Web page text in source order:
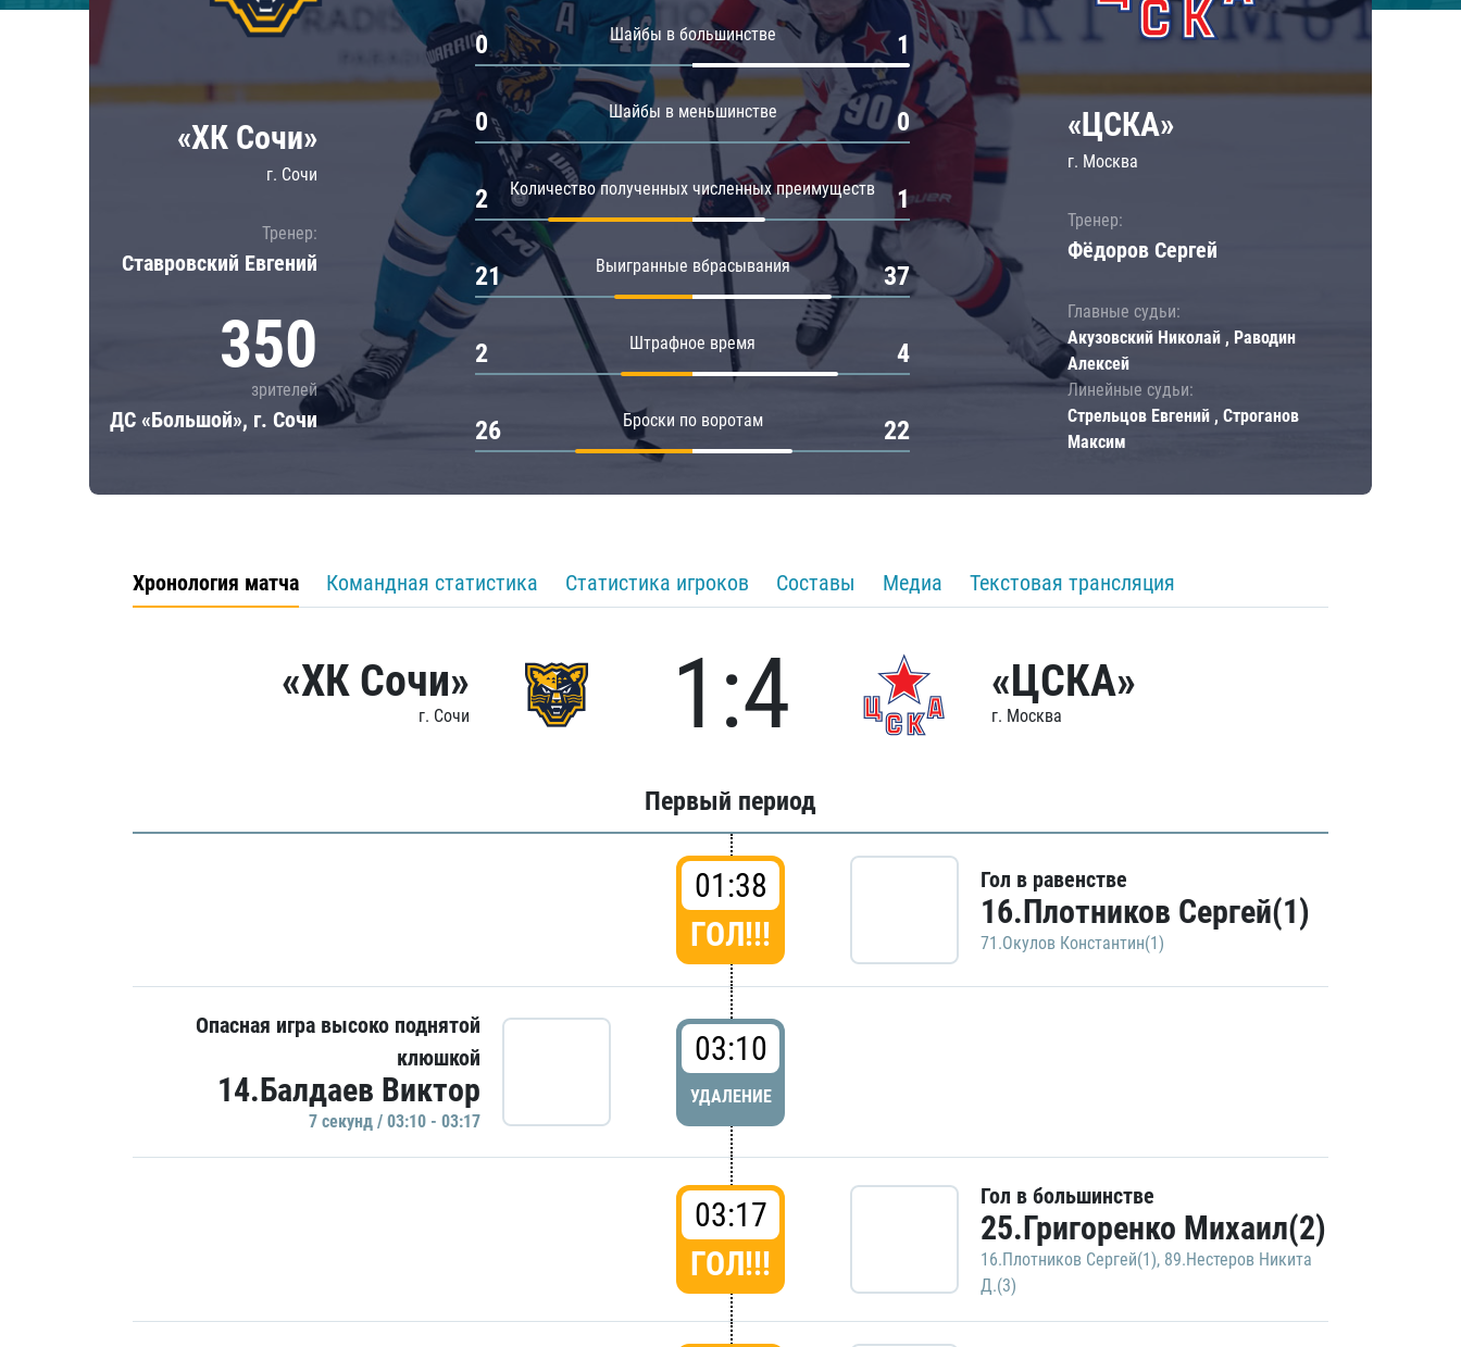
Локомотив
ЦСКА
Шанхайские Драконы
Амур
Барыс
Салават Юлаев
«ХК Сочи»
г. Сочи
Тренер:
Ставровский Евгений
350
зрителей
ДС «Большой», г. Сочи
Шайбы в большинстве
0 1
Шайбы в меньшинстве
0 0
Количество полученных численных преимуществ
2 1
Выигранные вбрасывания
21 37
Штрафное время
2 4
Броски по воротам
26 22
«ЦСКА»
г. Москва
Тренер:
Фёдоров Сергей
Главные судьи:
Акузовский Николай , Раводин
Алексей
Линейные судьи:
Стрельцов Евгений , Строганов
Максим
Хронология матча Командная статистика Статистика игроков Составы Медиа Текстовая трансляция
«ХК Сочи»
г. Сочи 1:4 «ЦСКА»
г. Москва
Первый период
01:38
ГОЛ!!!
Гол в равенстве
16.Плотников Сергей(1)
71.Окулов Константин(1)
Опасная игра высоко поднятой
клюшкой
14.Балдаев Виктор
7 секунд / 03:10 - 03:17
03:10
УДАЛЕНИЕ
03:17
ГОЛ!!!
Гол в большинстве
25.Григоренко Михаил(2)
16.Плотников Сергей(1), 89.Нестеров Никита
Д.(3)